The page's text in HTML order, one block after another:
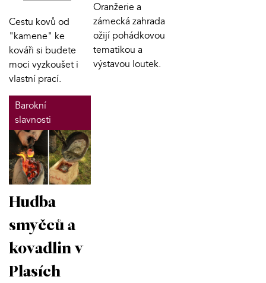
Cestu kovů od
"kamene" ke
kováři si budete
moci vyzkoušet i
vlastní prací.
Oranžerie a
zámecká zahrada
ožijí pohádkovou
tematikou a
výstavou loutek.
Barokní
slavnosti
Hudba
smyčců a
kovadlin v
Plasích